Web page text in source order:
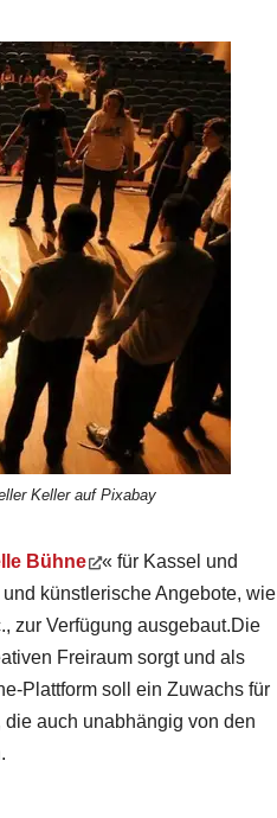
Keller auf Pixabay
Bühne
« für Kassel und
künstlerische Angebote, wie
zur Verfügung ausgebaut.Die
Freiraum sorgt und als
Plattform soll ein Zuwachs für
auch unabhängig von den